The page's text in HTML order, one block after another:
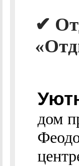
✔
дом